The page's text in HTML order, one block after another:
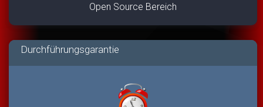
Open Source Bereich
Durchführungsgarantie